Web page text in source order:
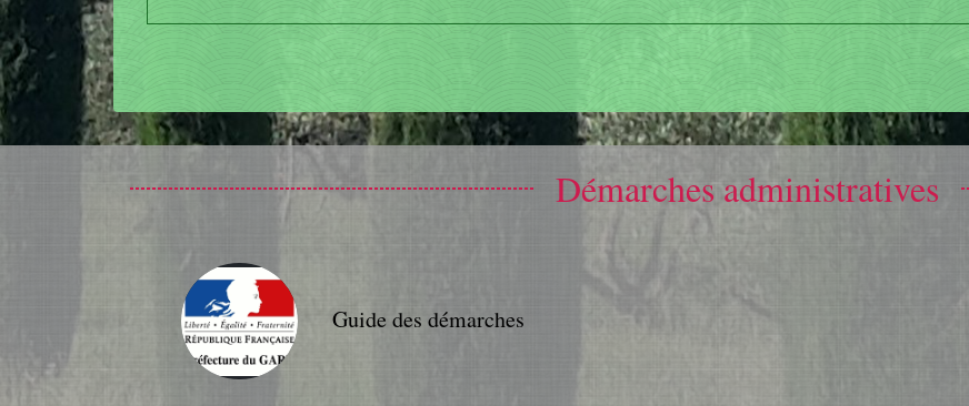
Démarches administratives
Guide des démarches